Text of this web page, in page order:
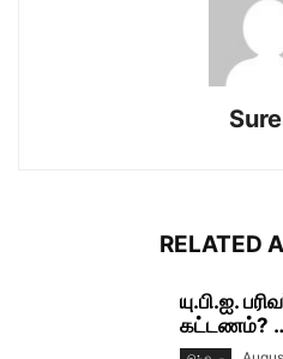
RELATED
யு.பி.ஐ.
கட்டணம்?